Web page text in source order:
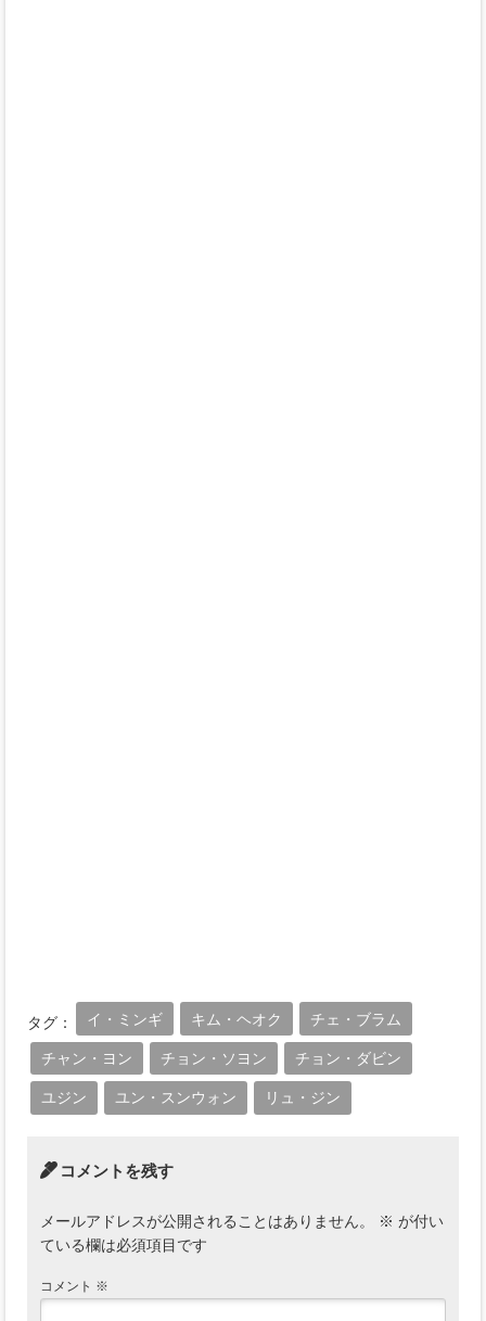
タグ： イ・ミンギ キム・ヘオク チェ・ブラム
チャン・ヨン チョン・ソヨン チョン・ダビン
ユジン ユン・スンウォン リュ・ジン
コメントを残す
メールアドレスが公開されることはありません。 ※ が付い
ている欄は必須項目です
コメント ※